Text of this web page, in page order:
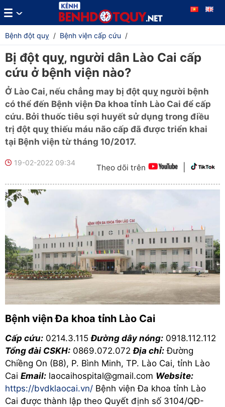
Bệnh đột quỵ / Bệnh viện cấp cứu /
Bị đột quỵ, người dân Lào Cai cấp
cứu ở bệnh viện nào?
Ở Lào Cai, nếu chẳng may bị đột quỵ người bệnh
có thể đến Bệnh viện Đa khoa tỉnh Lào Cai để cấp
cứu. Bởi thuốc tiêu sợi huyết sử dụng trong điều
trị đột quỵ thiếu máu não cấp đã được triển khai
tại Bệnh viện từ tháng 10/2017.
19-02-2022 09:34 Theo dõi trên
Bệnh viện Đa khoa tỉnh Lào Cai
Cấp cứu: 0214.3.115Đường dây nóng: 0918.112.112
Tổng đài CSKH: 0869.072.072Địa chỉ: Đường
Chiềng On (B8), P. Bình Minh, TP. Lào Cai, tỉnh Lào
Cai Email: laocaihospital@gmail.com Website:
https://bvdklaocai.vn/ Bệnh viện Đa khoa tỉnh Lào
Cai được thành lập theo Quyết định số 3104/QĐ-